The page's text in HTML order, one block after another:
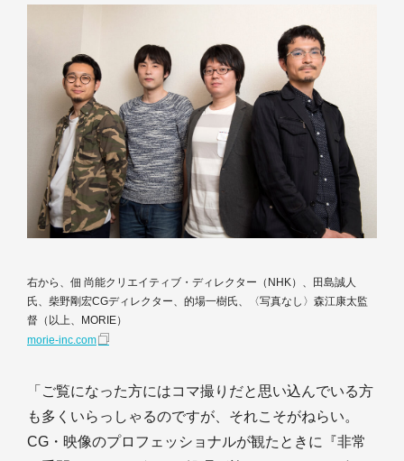
右から、佃 尚能クリエイティブ・ディレクター（NHK）、田島誠人
氏、柴野剛宏CGディレクター、的場一樹氏、〈写真なし〉森江康太監
督（以上、MORIE）
morie-inc.com
「ご覧になった方にはコマ撮りだと思い込んでいる方
も多くいらっしゃるのですが、それこそがねらい。
CG・映像のプロフェッショナルが観たときに『非常